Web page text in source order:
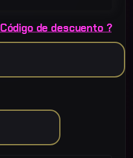
Código de descuento ?